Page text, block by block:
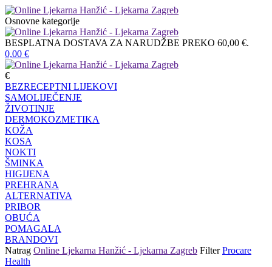
Osnovne kategorije
BESPLATNA DOSTAVA ZA NARUDŽBE PREKO 60,00 €.
0,00 €
€
BEZRECEPTNI LIJEKOVI
SAMOLIJEČENJE
ŽIVOTINJE
DERMOKOZMETIKA
KOŽA
KOSA
NOKTI
ŠMINKA
HIGIJENA
PREHRANA
ALTERNATIVA
PRIBOR
OBUĆA
POMAGALA
BRANDOVI
Natrag Online Ljekarna Hanžić - Ljekarna Zagreb Filter Procare
Health